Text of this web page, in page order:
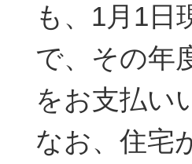
も、1月1日
で、その年
をお支払い
なお、住宅